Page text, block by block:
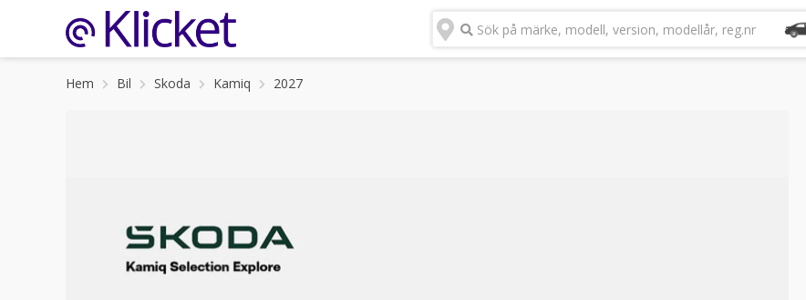
Sök på märke, modell, version, modellår, reg.nr
Hem Bil Skoda Kamiq 2027